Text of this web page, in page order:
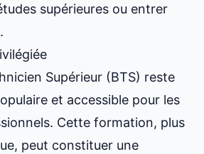
supérieures ou entrer
Supérieur (BTS) reste
et accessible pour les
Cette formation, plus
peut constituer une